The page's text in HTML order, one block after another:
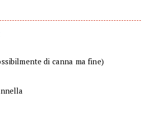
di canna ma fine)